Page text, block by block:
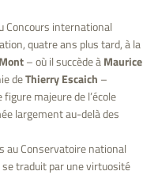
Concours international
quatre ans plus tard, à la
– où il succède àMaurice
deThierry Escaich –
majeure de l’école
largement au-delà des
au Conservatoire national
traduit par une virtuosité